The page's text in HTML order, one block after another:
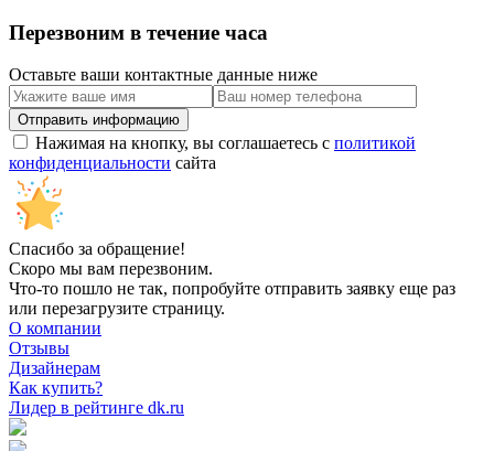
Перезвоним в течение часа
Оставьте ваши контактные данные ниже
Нажимая на кнопку, вы соглашаетесь с политикой
конфиденциальности сайта
Спасибо за обращение!
Скоро мы вам перезвоним.
Что-то пошло не так, попробуйте отправить заявку еще раз
или перезагрузите страницу.
О компании
Отзывы
Дизайнерам
Как купить?
Лидер в рейтинге dk.ru